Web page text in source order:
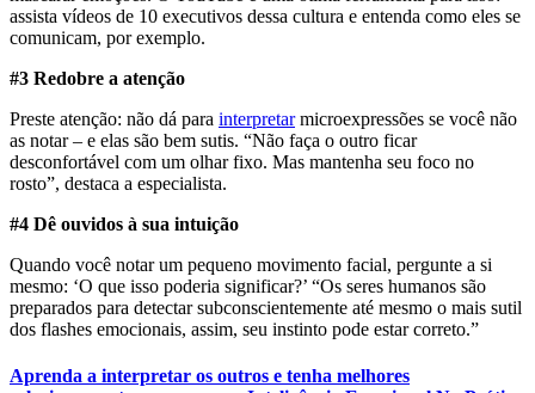
assista vídeos de 10 executivos dessa cultura e entenda como eles se
comunicam, por exemplo.
#3 Redobre a atenção
Preste atenção: não dá para interpretarmicroexpressões se você não
as notar – e elas são bem sutis. “Não faça o outro ficar
desconfortável com um olhar fixo. Mas mantenha seu foco no
rosto”, destaca a especialista.
#4 Dê ouvidos à sua intuição
Quando você notar um pequeno movimento facial, pergunte a si
mesmo: ‘O que isso poderia significar?’ “Os seres humanos são
preparados para detectar subconscientemente até mesmo o mais sutil
dos flashes emocionais, assim, seu instinto pode estar correto.”
Aprenda a interpretar os outros e tenha melhores